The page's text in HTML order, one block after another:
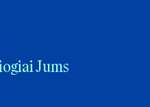
Jums